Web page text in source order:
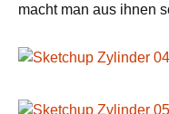
macht man aus ihnen